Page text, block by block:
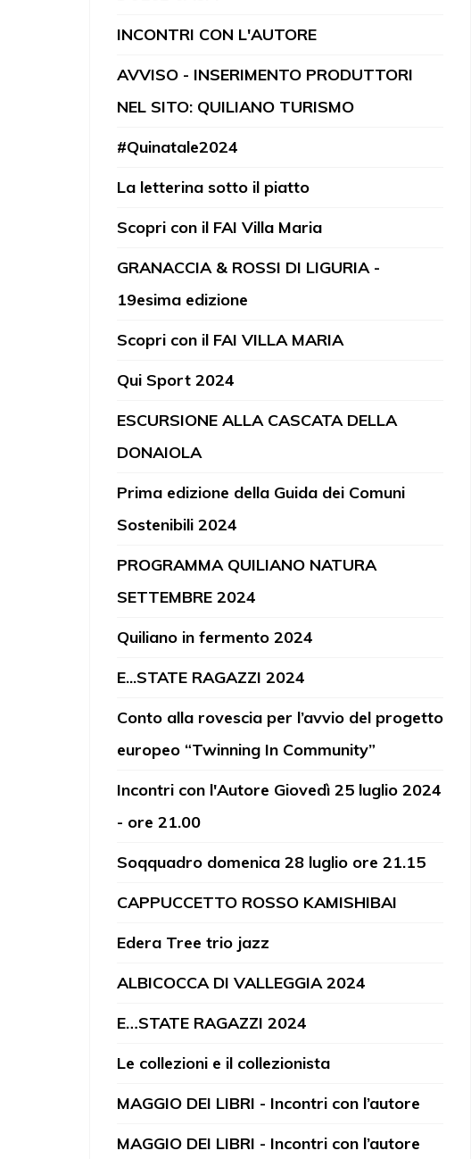
INCONTRI CON L'AUTORE
AVVISO - INSERIMENTO PRODUTTORI
NEL SITO: QUILIANO TURISMO
#Quinatale2024
La letterina sotto il piatto
Scopri con il FAI Villa Maria
GRANACCIA & ROSSI DI LIGURIA -
19esima edizione
Scopri con il FAI VILLA MARIA
Qui Sport 2024
ESCURSIONE ALLA CASCATA DELLA
DONAIOLA
Prima edizione della Guida dei Comuni
Sostenibili 2024
PROGRAMMA QUILIANO NATURA
SETTEMBRE 2024
Quiliano in fermento 2024
E...STATE RAGAZZI 2024
Conto alla rovescia per l’avvio del progetto
europeo “Twinning In Community”
Incontri con l'Autore Giovedì 25 luglio 2024
- ore 21.00
Soqquadro domenica 28 luglio ore 21.15
CAPPUCCETTO ROSSO KAMISHIBAI
Edera Tree trio jazz
ALBICOCCA DI VALLEGGIA 2024
E…STATE RAGAZZI 2024
Le collezioni e il collezionista
MAGGIO DEI LIBRI - Incontri con l’autore
MAGGIO DEI LIBRI - Incontri con l’autore